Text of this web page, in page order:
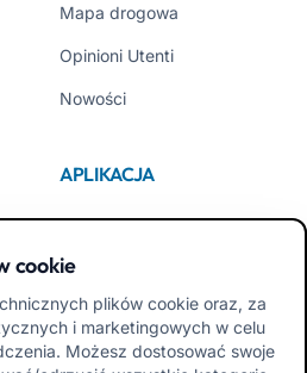
Mapa drogowa
Opinioni Utenti
Nowości
APLIKACJA
App Store
Google Play
Pobierz APK Aplikacja dla
Rodzin
cookie
plików cookie oraz, za
i marketingowych w celu
Możesz dostosować swoje